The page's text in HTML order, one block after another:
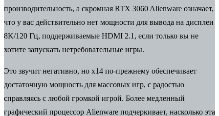
производительность, а скромная RTX 3060 Alienware означает,
что у вас действительно нет мощности для вывода на дисплеи
8K/120 Гц, поддерживаемые HDMI 2.1, если только вы не
хотите запускать нетребовательные игры.
Это звучит негативно, но x14 по-прежнему обеспечивает
достаточную мощность для массовых игр, с радостью
справляясь с любой громкой игрой. Более медленный
графический процессор Alienware подчеркивает, насколько эта